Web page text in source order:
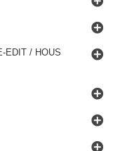
EDIT / HOUS